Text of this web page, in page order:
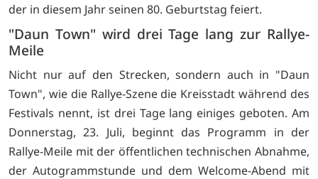
der in diesem Jahr seinen 80. Geburtstag feiert.
"Daun Town" wird drei Tage lang zur Rallye-
Meile
Nicht nur auf den Strecken, sondern auch in "Daun
Town", wie die Rallye-Szene die Kreisstadt während des
Festivals nennt, ist drei Tage lang einiges geboten. Am
Donnerstag, 23. Juli, beginnt das Programm in der
Rallye-Meile mit der öffentlichen technischen Abnahme,
der Autogrammstunde und dem Welcome-Abend mit